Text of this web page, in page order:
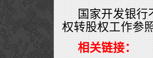
国家开发银行
权转股权工作参
相关链接：